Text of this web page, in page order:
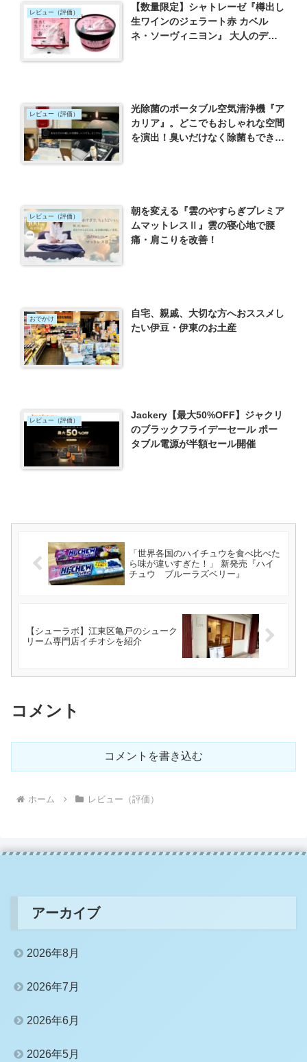
レビュー（評価）
【数量限定】シャトレーゼ『樽出し
生ワインのジェラート赤 カベル
ネ・ソーヴィニヨン』 大人のデザ
レビュー（評価）
光除菌のポータブル空気清浄機『ア
カリア』。どこでもおしゃれな空間
を演出！臭いだけなく除菌もできる
レビュー（評価）
朝を変える『雲のやすらぎプレミア
ムマットレスⅡ』雲の寝心地で腰
痛・肩こりを改善！
おでかけ
自宅、親戚、大切な方へおススメし
たい伊豆・伊東のお土産
レビュー（評価）
Jackery【最大50%OFF】ジャクリ
のブラックフライデーセール ポー
タブル電源が半額セール開催
「世界各国のハイチュウを食べ比べた
ら味が違いすぎた！」 新発売『ハイ
チュウ ブルーラズベリー』
【シューラボ】江東区亀戸のシューク
リーム専門店イチオシを紹介
コメント
コメントを書き込む
ホーム レビュー（評価）
アーカイブ
2026年8月
2026年7月
2026年6月
2026年5月